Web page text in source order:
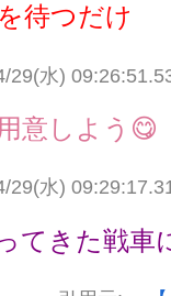
待つだけ
29(水)
意しよう😋
29(水)
てきた戦車